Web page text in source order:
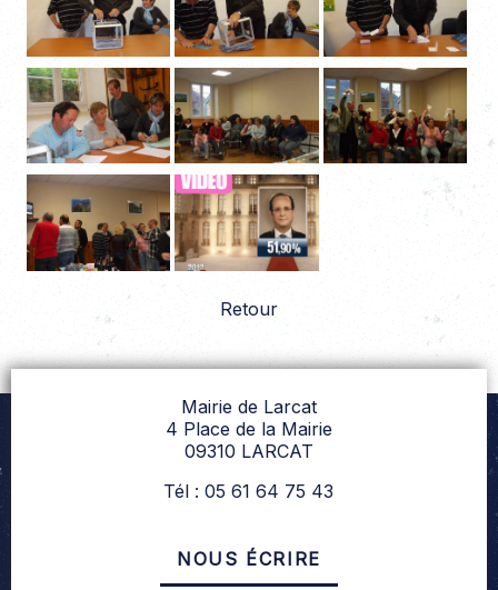
Retour
Mairie de Larcat
4 Place de la Mairie
09310 LARCAT
Tél : 05 61 64 75 43
NOUS ÉCRIRE